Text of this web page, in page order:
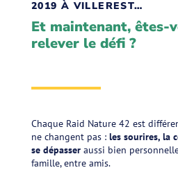
2019 À VILLEREST…
Et maintenant, êtes-
relever le défi ?
Chaque Raid Nature 42 est
ne changent pas : les sourires, la
se dépasseraussi bien
famille, entre amis.